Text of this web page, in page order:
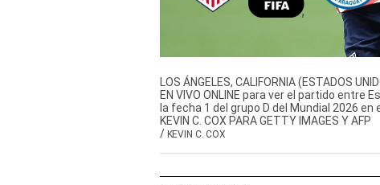
LOS ÁNGELES, CALIFORNIA (ESTADOS
EN VIVO ONLINE para ver el partido entre
la fecha 1 del grupo D del Mundial 2026 en
KEVIN C. COX PARA GETTY IMAGES Y AFP
/ KEVIN C. COX